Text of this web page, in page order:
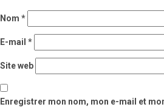
Nom *
E-mail *
Site web
Enregistrer mon nom, mon e-mail et